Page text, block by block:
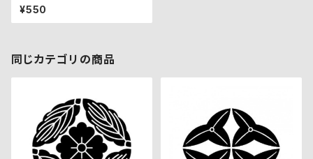
¥550
同じカテゴリの商品